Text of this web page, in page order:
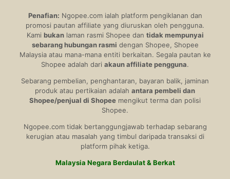
Penafian: Ngopee.com ialah platform pengiklanan dan
promosi pautan affiliate yang diuruskan oleh pengguna.
Kami bukanlaman rasmi Shopee dan tidak mempunyai
sebarang hubungan rasmi dengan Shopee, Shopee
Malaysia atau mana-mana entiti berkaitan. Segala pautan ke
Shopee adalah dari akaun affiliate pengguna.
Sebarang pembelian, penghantaran, bayaran balik, jaminan
produk atau pertikaian adalah antara pembeli dan
Shopee/penjual di Shopee mengikut terma dan polisi
Shopee.
Ngopee.com tidak bertanggungjawab terhadap sebarang
kerugian atau masalah yang timbul daripada transaksi di
platform pihak ketiga.
Malaysia Negara Berdaulat & Berkat